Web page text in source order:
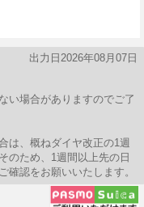
出力日2026年08月07日
場合がありますのでご了
は、概ねダイヤ改正の1週
のため、1週間以上先の日
確認をお願いいたします。